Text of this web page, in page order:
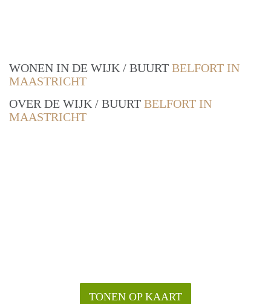
WONEN IN DE WIJK / BUURT BELFORT IN
MAASTRICHT
OVER DE WIJK / BUURT BELFORT IN
MAASTRICHT
TONEN OP KAART